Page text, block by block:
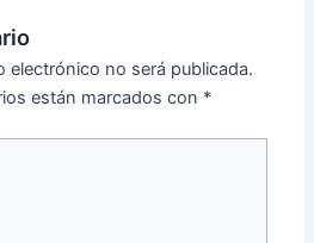
electrónico no será publicada.
están marcados con *